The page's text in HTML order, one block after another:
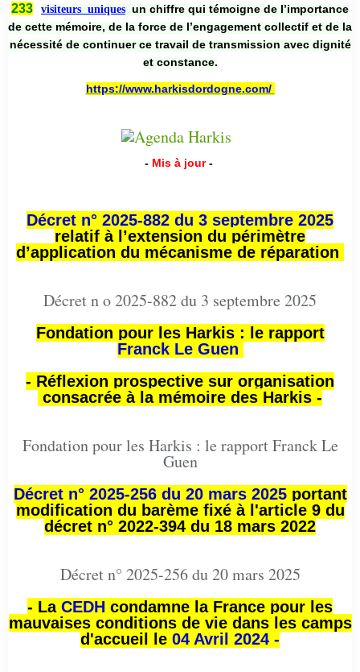
233
visiteurs uniques un chiffre qui témoigne de l’importance
de cette mémoire, de la force de l’engagement collectif et de la
nécessité de continuer ce travail de transmission avec dignité
et constance.
https://www.harkisdordogne.com/
- Mis à jour -
Décret n° 2025-882 du 3 septembre 2025
relatif à l’extension du périmètre
d’application du mécanisme de réparation
Décret n o 2025-882 du 3 septembre 2025
Fondation pour les Harkis : le rapport
Franck Le Guen
- Réflexion prospective sur organisation
consacrée à la mémoire des Harkis -
Fondation pour les Harkis : le rapport Franck Le
Guen
Décret n° 2025-256 du 20 mars 2025portant
modification du barème fixé à l'article 9 du
décret n° 2022-394 du 18 mars 2022
Décret n° 2025-256 du 20 mars 2025
- La CEDH condamne la France pour les
mauvaises conditions de vie dans les camps
d'accueil le 04 Avril 2024 -